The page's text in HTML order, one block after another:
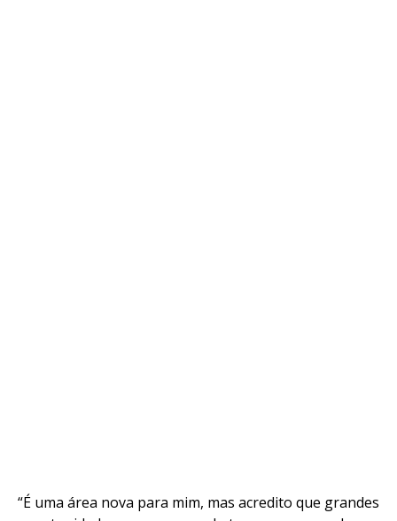
“É uma área nova para mim, mas acredito que grandes